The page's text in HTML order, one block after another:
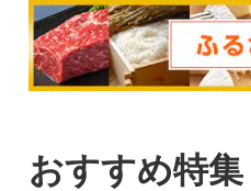
おすすめ特集